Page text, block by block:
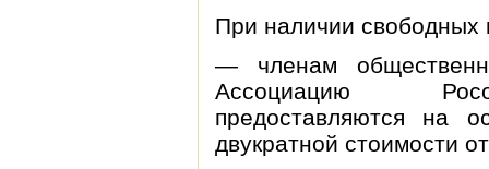
При наличии свободных
— членам
Ассоциацию
предоставляются на
двукратной стоимости